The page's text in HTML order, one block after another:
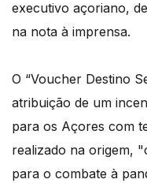
executivo açoriano,
na nota à imprensa.
O “Voucher Destino
atribuição de um
para os Açores com
realizado na origem,
para o combate à